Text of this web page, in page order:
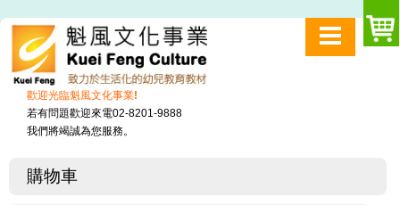
歡迎光臨魁風文化事業!
若有問題歡迎來電02-8201-9888
我們將竭誠為您服務。
購物車